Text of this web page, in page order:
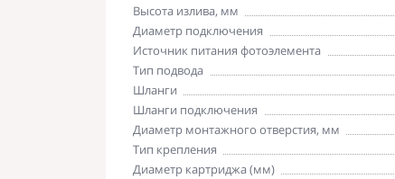
Высота излива, мм
Диаметр подключения
Источник питания фотоэлемента
Тип подвода
Шланги
Шланги подключения
Диаметр монтажного отверстия, мм
Тип крепления
Диаметр картриджа (мм)